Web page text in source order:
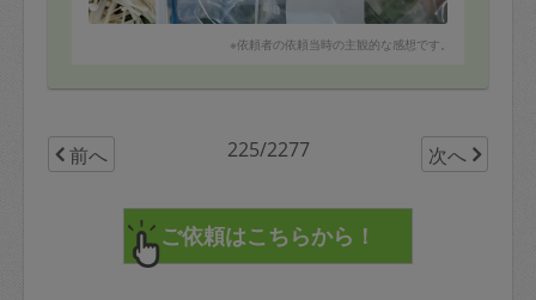
今回もキッチンもピカピカで残業で疲れた気持ちが癒さ
次回もよろしくお願いします。
※依頼者の依頼当時の主観的な感想です。
前へ 225/2277 次へ